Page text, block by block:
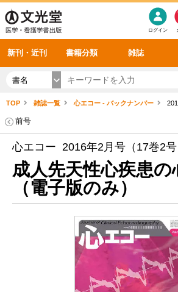
ログイン
新刊・近刊 書籍分類 雑誌
感染症 老年医学
呼吸器
循環器
雑誌投稿規定
理学療法
雑誌案内・年間購読 最新号
電子書籍
電子雑誌
書籍「データに基づく臨床動作分析」WEB動画
書籍「眼手術学」WEB動画
書籍「神経症候学 II 改訂第二版」 WEB動画
新刊一覧
今後の発行予定
書名
TOP 雑誌一覧 心エコー - バックナンバー
前号
心エコー 2016年2月号（17巻2号
成人先天性心疾患の
（電子版のみ）